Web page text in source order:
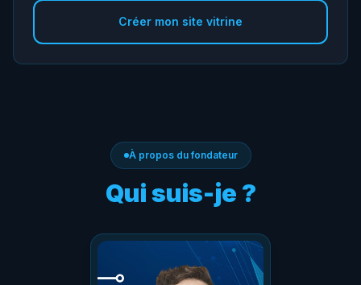
Créer mon site vitrine
À propos du fondateur
Qui suis-je ?